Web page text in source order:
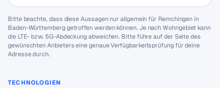
Bitte beachte, dass diese Aussagen nur allgemein für Remchingen in
Baden-Württemberg getroffen werden können. Je nach Wohngebiet kann
die LTE- bzw. 5G-Abdeckung abweichen. Bitte führe auf der Seite des
gewünschten Anbieters eine genaue Verfügbarkeitsprüfung für deine
Adresse durch.
TECHNOLOGIEN